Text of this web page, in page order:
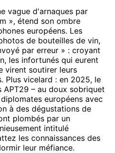
vague d'arnaques par
», étend son ombre
européens. Les
de bouteilles de vin,
par erreur » : croyant
les infortunés qui eurent
virent soutirer leurs
Plus vicelard : en 2025, le
APT29 – au doux sobriquet
européens avec
à des dégustations de
plombés par un
intitulé
les connaissances des
leur méfiance.